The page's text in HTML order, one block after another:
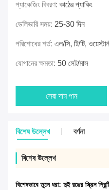
প্যাকেজিং বিবরণ: কাঠের প্যাকিং
ডেলিভারি সময়: 25-30 দিন
পরিশোধের শর্ত: এল/সি, টি/টি,
যোগানের ক্ষমতা: 50 সেট/মাস
সেরা দাম পান
বিশেষ উল্লেখ বর্ণনা
বিশেষ উল্লেখ
বিশেষভাবে তুলে ধরা: দুই রঙের স্ক্রিন